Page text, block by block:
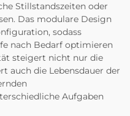
Stillstandszeiten oder
Das modulare Design
sodass
nach Bedarf optimieren
steigert nicht nur die
auch die Lebensdauer der
Aufgaben